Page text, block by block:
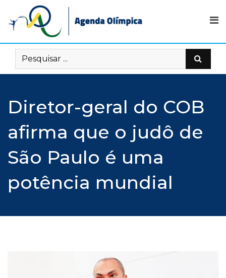
content
Diretor-geral do COB
afirma que o judô de
São Paulo é uma
potência mundial